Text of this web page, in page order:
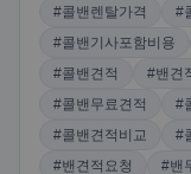
#콜밴렌탈가격
#
#콜밴기사포함비용
#콜밴견적
#밴견
#콜밴무료견적
#
#콜밴견적비교
#
#밴견적요청
#밴